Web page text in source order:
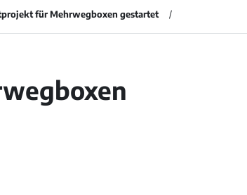
für Mehrwegboxen gestartet